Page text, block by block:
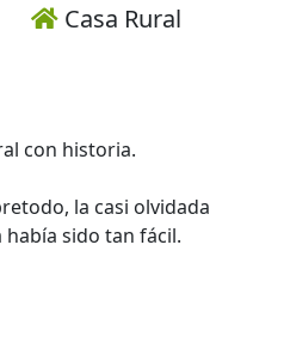
Casa Rural
con historia.
la casi olvidada
sido tan fácil.
del Pirineo Aragonés,